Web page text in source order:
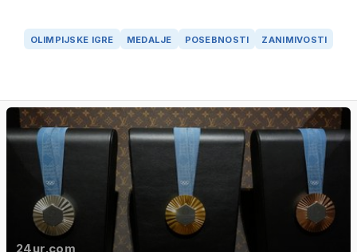
OLIMPIJSKE IGRE MEDALJE POSEBNOSTI ZANIMIVOSTI
24ur.com